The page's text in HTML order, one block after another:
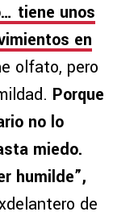
tiene unos
en
olfato, pero
Porque
no lo
miedo.
humilde”,
de